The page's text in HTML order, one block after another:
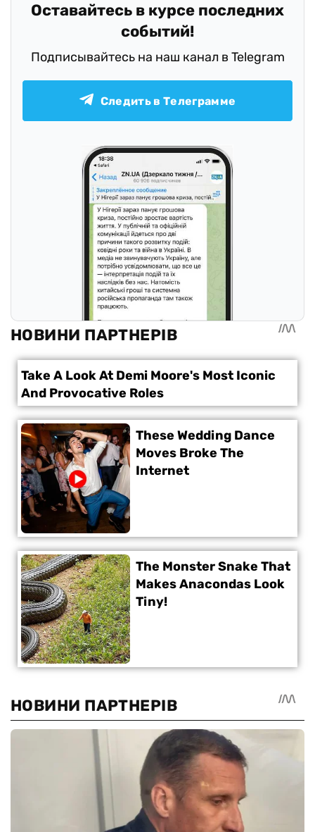
Оставайтесь в курсе последних
событий!
Подписывайтесь на наш канал в Telegram
Следить в Телеграмме